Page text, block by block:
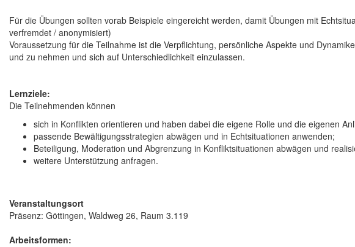
Für die Übungen sollten vorab Beispiele eingereicht werden, damit Übungen mit
verfremdet / anonymisiert)
Voraussetzung für die Teilnahme ist die Verpflichtung, persönliche Aspekte und
und zu nehmen und sich auf Unterschiedlichkeit einzulassen.
Lernziele:
Die Teilnehmenden können
sich in Konflikten orientieren und haben dabei die eigene Rolle und die eigenen
passende Bewältigungsstrategien abwägen und in Echtsituationen anwenden;
Beteiligung, Moderation und Abgrenzung in Konfliktsituationen abwägen und
weitere Unterstützung anfragen.
Veranstaltungsort
Präsenz: Göttingen, Waldweg 26, Raum 3.119
Arbeitsformen: